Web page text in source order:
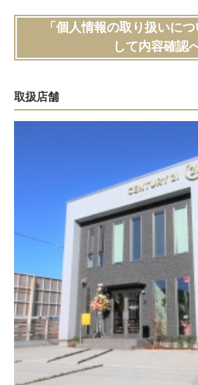
「個人情報の取り扱いに
して内容確認
取扱店舗